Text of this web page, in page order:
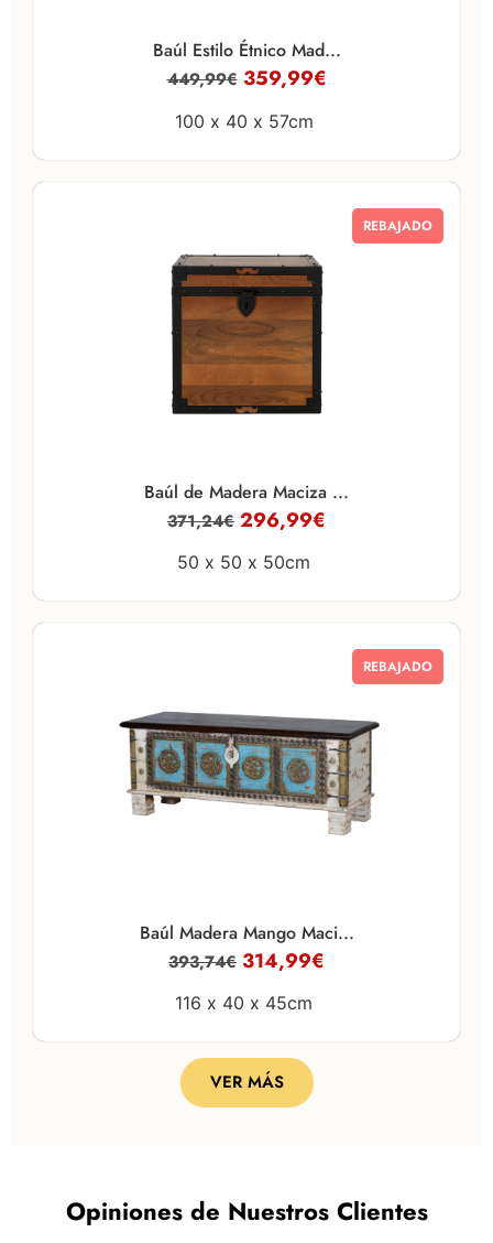
Baúl Estilo Étnico Mad...
449,99€ 359,99€
100 x 40 x 57cm
REBAJADO
Baúl de Madera Maciza ...
371,24€ 296,99€
50 x 50 x 50cm
REBAJADO
Baúl Madera Mango Maci...
393,74€ 314,99€
116 x 40 x 45cm
VER MÁS
Opiniones de Nuestros Clientes